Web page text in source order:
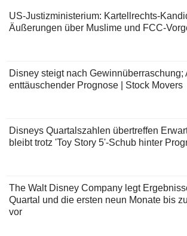
US-Justizministerium: Kartellrechts-
Äußerungen über Muslime und FCC-
Disney steigt nach Gewinnüberraschung;
enttäuschender Prognose | Stock Movers
Disneys Quartalszahlen übertreffen
bleibt trotz 'Toy Story 5'-Schub hinter
The Walt Disney Company legt
Quartal und die ersten neun Monate bis
vor